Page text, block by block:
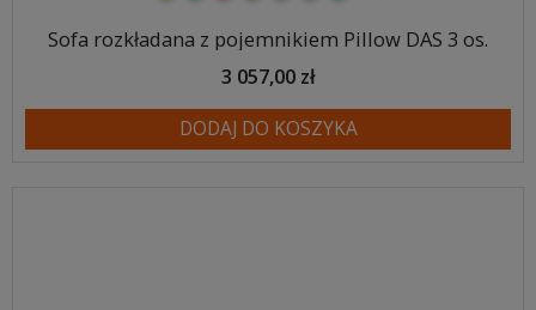
Sofa rozkładana z pojemnikiem Pillow DAS 3 os.
3 057,00 zł
DODAJ DO KOSZYKA